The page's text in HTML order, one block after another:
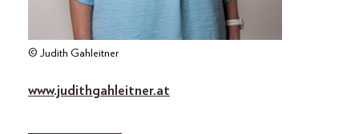
© Judith Gahleitner
www.judithgahleitner.at
_____________